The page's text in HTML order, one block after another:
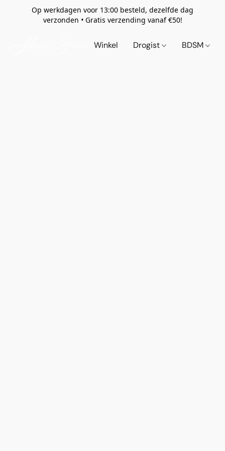
Op werkdagen voor 13:00 besteld, dezelfde dag
verzonden • Gratis verzending vanaf €50!
Winkel Drogist BDSM